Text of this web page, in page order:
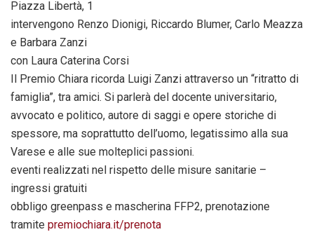
Piazza Libertà, 1
intervengono Renzo Dionigi, Riccardo Blumer, Carlo Meazza
e Barbara Zanzi
con Laura Caterina Corsi
Il Premio Chiara ricorda Luigi Zanzi attraverso un “ritratto di
famiglia”, tra amici. Si parlerà del docente universitario,
avvocato e politico, autore di saggi e opere storiche di
spessore, ma soprattutto dell’uomo, legatissimo alla sua
Varese e alle sue molteplici passioni.
eventi realizzati nel rispetto delle misure sanitarie –
ingressi gratuiti
obbligo greenpass e mascherina FFP2, prenotazione
tramite premiochiara.it/prenota